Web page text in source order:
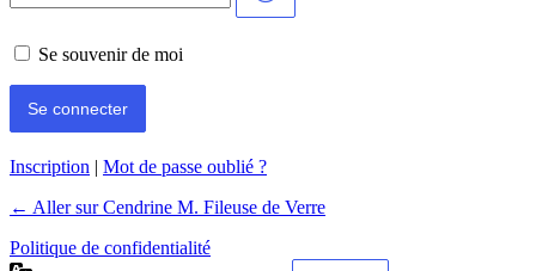
Se souvenir de moi
Inscription | Mot de passe oublié ?
← Aller sur Cendrine M. Fileuse de Verre
Politique de confidentialité